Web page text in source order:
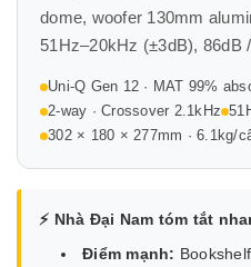
dome, woofer 130mm
51Hz–20kHz (±3dB), 86dB
Uni-Q Gen 12 · MAT 99%
2-way · Crossover 2.1kHz
302 × 180 × 277mm · 6.1kg/
⚡ Nhà Đại Nam tóm tắt
Điểm mạnh: